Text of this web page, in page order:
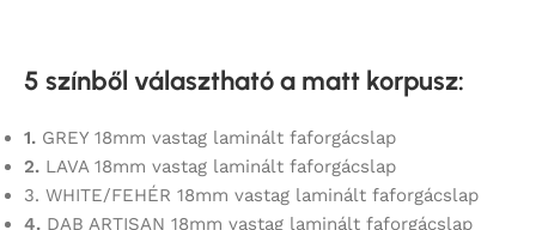
5 színből választható a matt korpusz:
1. GREY 18mm vastag laminált faforgácslap
2. LAVA 18mm vastag laminált faforgácslap
3. WHITE/FEHÉR 18mm vastag laminált faforgácslap
4. DAB ARTISAN 18mm vastag laminált faforgácslap